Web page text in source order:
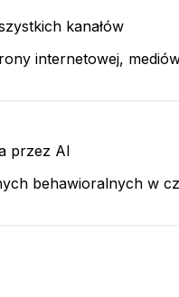
kanałów
internetowej,
przez AI
behawioralnych w